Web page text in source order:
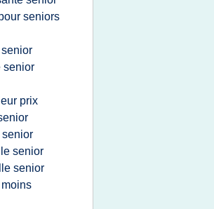
seniors
senior
prix
senior
senior
senior